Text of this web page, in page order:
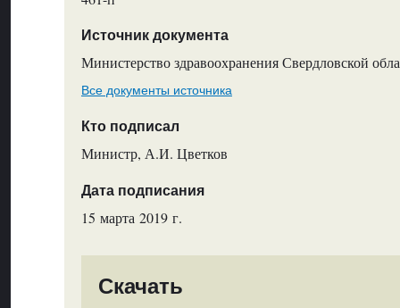
Источник документа
Министерство здравоохранения Свердловской
Все документы источника
Кто подписал
Министр, А.И. Цветков
Дата подписания
15 марта 2019 г.
Скачать